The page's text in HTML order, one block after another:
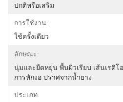
ปกติหรือเสริม
การใช้งาน:
ใช้ครั้งเดียว
ลักษณะ:
นุ่มและยืดหยุ่น พื้นผิวเรียบ เส้นเรดิ
การหักงอ ปราศจากน้ำยาง
ประเภท: